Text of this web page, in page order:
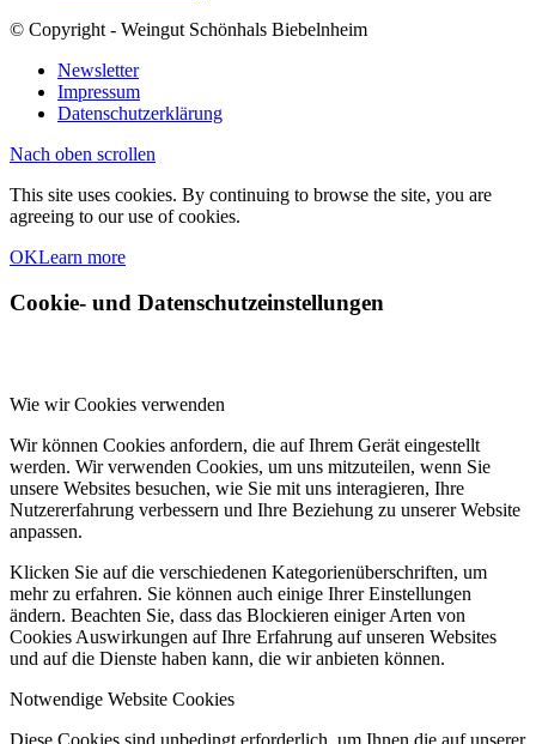
© Copyright - Weingut Schönhals Biebelnheim
Newsletter
Impressum
Datenschutzerklärung
Nach oben scrollen
This site uses cookies. By continuing to browse the site, you are
agreeing to our use of cookies.
OKLearn more
Cookie- und Datenschutzeinstellungen
Wie wir Cookies verwenden
Wir können Cookies anfordern, die auf Ihrem Gerät eingestellt
werden. Wir verwenden Cookies, um uns mitzuteilen, wenn Sie
unsere Websites besuchen, wie Sie mit uns interagieren, Ihre
Nutzererfahrung verbessern und Ihre Beziehung zu unserer Website
anpassen.
Klicken Sie auf die verschiedenen Kategorienüberschriften, um
mehr zu erfahren. Sie können auch einige Ihrer Einstellungen
ändern. Beachten Sie, dass das Blockieren einiger Arten von
Cookies Auswirkungen auf Ihre Erfahrung auf unseren Websites
und auf die Dienste haben kann, die wir anbieten können.
Notwendige Website Cookies